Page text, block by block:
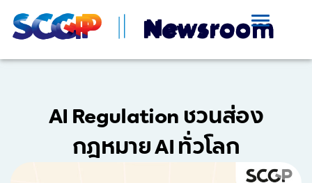
AI Regulation ชวนส่อง
กฎหมาย AI ทั่วโลก